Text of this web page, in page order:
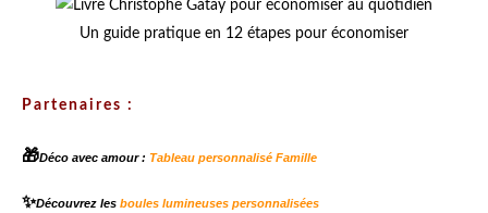
Un guide pratique en 12 étapes pour économiser
Partenaires :
🎁Déco avec amour : Tableau personnalisé Famille
✨Découvrez les boules lumineuses personnalisées